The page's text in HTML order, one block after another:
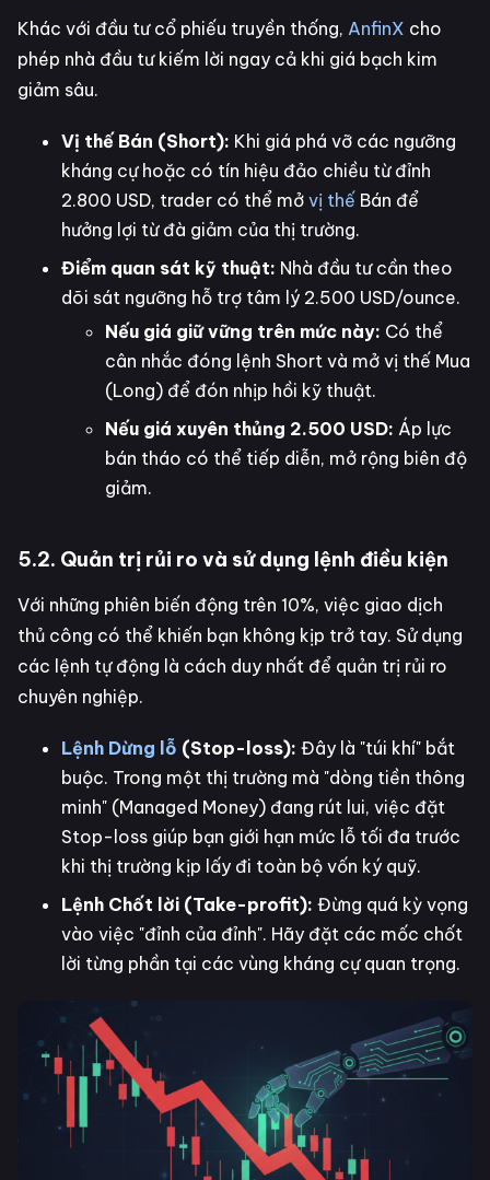
Khác với đầu tư cổ phiếu truyền thống, AnfinX cho
phép nhà đầu tư kiếm lời ngay cả khi giá bạch kim
giảm sâu.
Vị thế Bán (Short): Khi giá phá vỡ các ngưỡng
kháng cự hoặc có tín hiệu đảo chiều từ đỉnh
2.800 USD, trader có thể mở vị thế Bán để
hưởng lợi từ đà giảm của thị trường.
Điểm quan sát kỹ thuật: Nhà đầu tư cần theo
dõi sát ngưỡng hỗ trợ tâm lý 2.500 USD/ounce.
Nếu giá giữ vững trên mức này: Có thể
cân nhắc đóng lệnh Short và mở vị thế Mua
(Long) để đón nhịp hồi kỹ thuật.
Nếu giá xuyên thủng 2.500 USD: Áp lực
bán tháo có thể tiếp diễn, mở rộng biên độ
giảm.
5.2. Quản trị rủi ro và sử dụng lệnh điều kiện
Với những phiên biến động trên 10%, việc giao dịch
thủ công có thể khiến bạn không kịp trở tay. Sử dụng
các lệnh tự động là cách duy nhất để quản trị rủi ro
chuyên nghiệp.
Lệnh Dừng lỗ (Stop-loss): Đây là "túi khí" bắt
buộc. Trong một thị trường mà "dòng tiền thông
minh" (Managed Money) đang rút lui, việc đặt
Stop-loss giúp bạn giới hạn mức lỗ tối đa trước
khi thị trường kịp lấy đi toàn bộ vốn ký quỹ.
Lệnh Chốt lời (Take-profit): Đừng quá kỳ vọng
vào việc "đỉnh của đỉnh". Hãy đặt các mốc chốt
lời từng phần tại các vùng kháng cự quan trọng.